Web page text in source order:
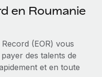
des outils essentiels
de la tech
de manière flexible
de partenariat
talents
en Roumanie
(EOR) vous
des talents de
et en toute